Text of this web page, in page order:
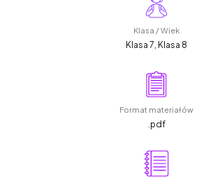
Klasa / Wiek
Klasa 7, Klasa 8
Format materiałów
.pdf